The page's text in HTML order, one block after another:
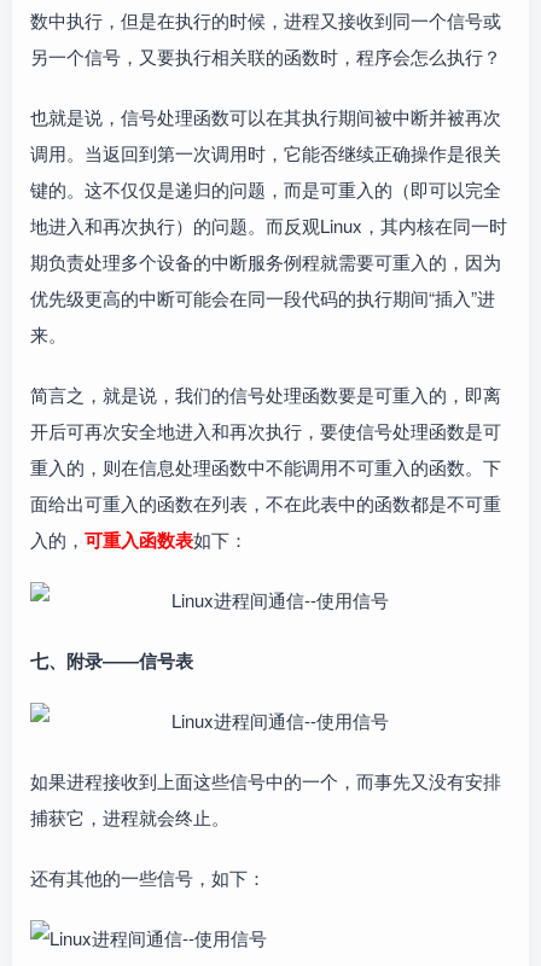
数中执行，但是在执行的时候，进程又接收到同一个信号或
另一个信号，又要执行相关联的函数时，程序会怎么执行？
也就是说，信号处理函数可以在其执行期间被中断并被再次
调用。当返回到第一次调用时，它能否继续正确操作是很关
键的。这不仅仅是递归的问题，而是可重入的（即可以完全
地进入和再次执行）的问题。而反观Linux，其内核在同一时
期负责处理多个设备的中断服务例程就需要可重入的，因为
优先级更高的中断可能会在同一段代码的执行期间“插入”进
来。
简言之，就是说，我们的信号处理函数要是可重入的，即离
开后可再次安全地进入和再次执行，要使信号处理函数是可
重入的，则在信息处理函数中不能调用不可重入的函数。下
面给出可重入的函数在列表，不在此表中的函数都是不可重
入的， 可重入函数表如下：
七、附录――信号表
如果进程接收到上面这些信号中的一个，而事先又没有安排
捕获它，进程就会终止。
还有其他的一些信号，如下：